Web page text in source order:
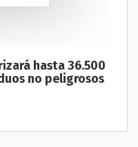
hasta 36.500
no peligrosos